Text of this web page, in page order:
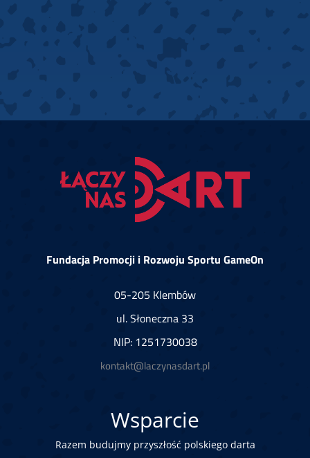
Fundacja Promocji i Rozwoju Sportu GameOn
05-205 Klembów
ul. Słoneczna 33
NIP: 1251730038
kontakt@laczynasdart.pl
Wsparcie
Razem budujmy przyszłość polskiego darta